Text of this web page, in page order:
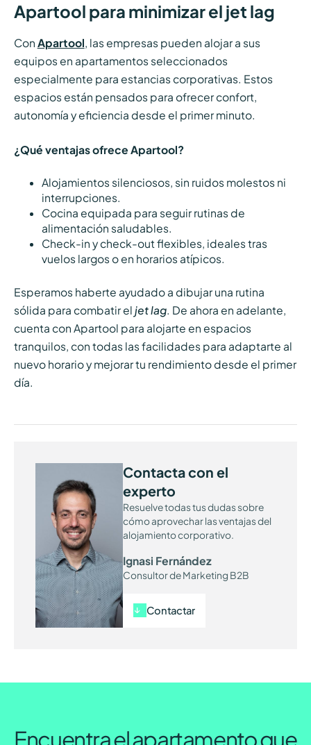
Apartool para minimizar el jet lag
Con Apartool, las empresas pueden alojar a sus
equipos en apartamentos seleccionados
especialmente para estancias corporativas. Estos
espacios están pensados para ofrecer confort,
autonomía y eficiencia desde el primer minuto.
¿Qué ventajas ofrece Apartool?
Alojamientos silenciosos, sin ruidos molestos ni
interrupciones.
Cocina equipada para seguir rutinas de
alimentación saludables.
Check-in y check-out flexibles, ideales tras
vuelos largos o en horarios atípicos.
Esperamos haberte ayudado a dibujar una rutina
sólida para combatir el jet lag. De ahora en adelante,
cuenta con Apartool para alojarte en espacios
tranquilos, con todas las facilidades para adaptarte al
nuevo horario y mejorar tu rendimiento desde el primer
día.
Contacta con el
experto
Resuelve todas tus dudas sobre
cómo aprovechar las ventajas del
alojamiento corporativo.
Ignasi Fernández
Consultor de Marketing B2B
Contactar
Encuentra el apartamento que